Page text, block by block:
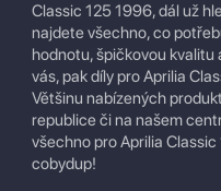
Classic 125 1996, dál už
najdete všechno, co
hodnotu, špičkovou
vás, pak díly pro Aprilia
Většinu nabízených
republice či na našem
všechno pro Aprilia
cobydup!